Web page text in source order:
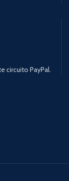
circuito PayPal.